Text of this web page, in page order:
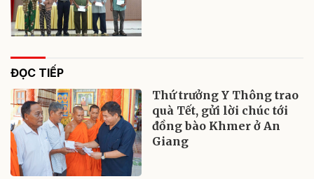
ĐỌC TIẾP
Thứ trưởng Y Thông trao
quà Tết, gửi lời chúc tới
đồng bào Khmer ở An
Giang